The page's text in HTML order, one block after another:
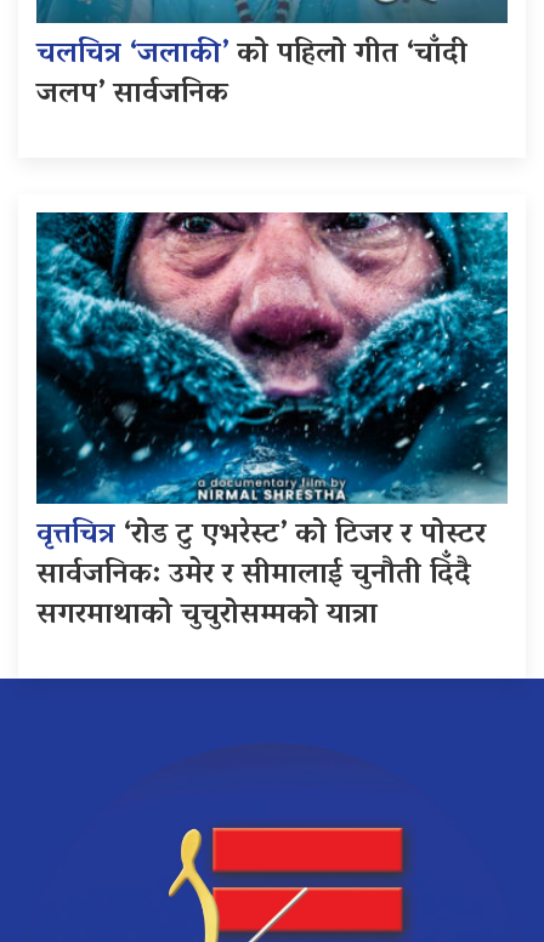
चलचित्र ‘जलाकी’को पहिलो गीत ‘चाँदी
जलप’ सार्वजनिक
वृत्तचित्र‘रोड टु एभरेस्ट’ को टिजर र पोस्टर
सार्वजनिक: उमेर र सीमालाई चुनौती दिँदै
सगरमाथाको चुचुरोसम्मको यात्रा